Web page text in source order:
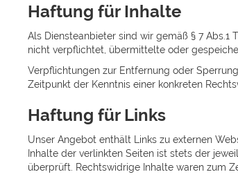
Haftung für Inhalte
Als Diensteanbieter sind wir gemäß § 7
nicht verpflichtet, übermittelte oder
Verpflichtungen zur Entfernung oder
Zeitpunkt der Kenntnis einer konkreten
Haftung für Links
Unser Angebot enthält Links zu externen
Inhalte der verlinkten Seiten ist stets der
überprüft. Rechtswidrige Inhalte waren zum